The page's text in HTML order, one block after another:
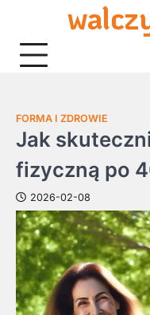
content
FORMA I ZDROWIE
Jak
fizyczną po
2026-02-08